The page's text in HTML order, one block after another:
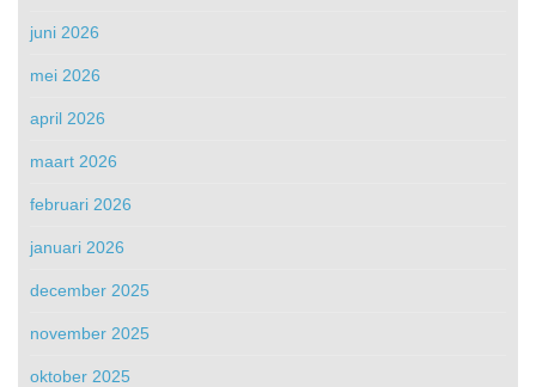
juni 2026
mei 2026
april 2026
maart 2026
februari 2026
januari 2026
december 2025
november 2025
oktober 2025